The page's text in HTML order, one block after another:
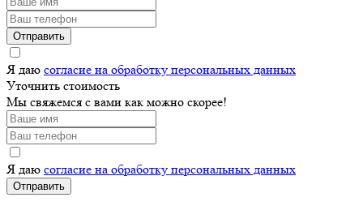
Отправить
Я даю согласие на обработку персональных данных
Уточнить стоимость
Мы свяжемся с вами как можно скорее!
Я даю согласие на обработку персональных данных
Отправить